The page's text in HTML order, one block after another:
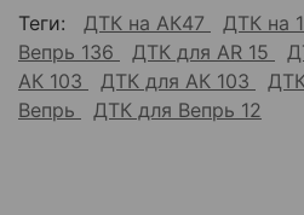
Теги: ДТК на АК47 ДТК на
Вепрь 136
ДТК для AR 15
АК 103
ДТК для АК 103
Вепрь
ДТК для Вепрь 12